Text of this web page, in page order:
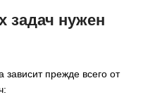
задач нужен
зависит прежде всего от